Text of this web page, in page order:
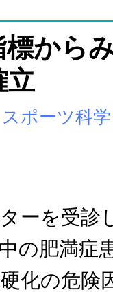
から
立
ポーツ科学
ーを受診
の肥満症
化の危険